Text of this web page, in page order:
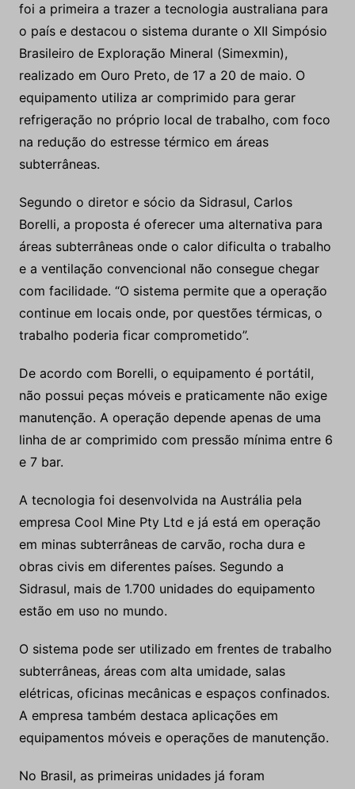
foi a primeira a trazer a tecnologia australiana para
o país e destacou o sistema durante o XII Simpósio
Brasileiro de Exploração Mineral (Simexmin),
realizado em Ouro Preto, de 17 a 20 de maio. O
equipamento utiliza ar comprimido para gerar
refrigeração no próprio local de trabalho, com foco
na redução do estresse térmico em áreas
subterrâneas.
Segundo o diretor e sócio da Sidrasul, Carlos
Borelli, a proposta é oferecer uma alternativa para
áreas subterrâneas onde o calor dificulta o trabalho
e a ventilação convencional não consegue chegar
com facilidade. “O sistema permite que a operação
continue em locais onde, por questões térmicas, o
trabalho poderia ficar comprometido”.
De acordo com Borelli, o equipamento é portátil,
não possui peças móveis e praticamente não exige
manutenção. A operação depende apenas de uma
linha de ar comprimido com pressão mínima entre 6
e 7 bar.
A tecnologia foi desenvolvida na Austrália pela
empresa Cool Mine Pty Ltd e já está em operação
em minas subterrâneas de carvão, rocha dura e
obras civis em diferentes países. Segundo a
Sidrasul, mais de 1.700 unidades do equipamento
estão em uso no mundo.
O sistema pode ser utilizado em frentes de trabalho
subterrâneas, áreas com alta umidade, salas
elétricas, oficinas mecânicas e espaços confinados.
A empresa também destaca aplicações em
equipamentos móveis e operações de manutenção.
No Brasil, as primeiras unidades já foram